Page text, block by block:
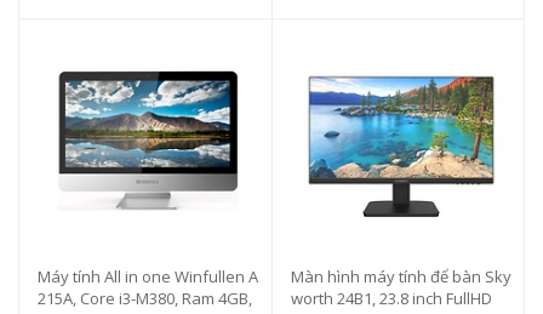
Máy tính All in one Winfullen A
215A, Core i3-M380, Ram 4GB,
Màn hình máy tính để bàn Sky
worth 24B1, 23.8 inch FullHD